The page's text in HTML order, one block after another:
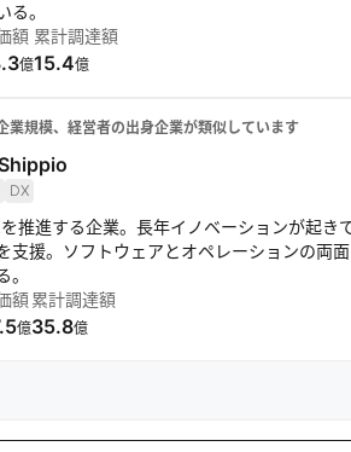
。
額
億
累計調達額
15.4億
業規模、経営者の出身企業が類似しています
DX
推進する企業。長年イノベーションが起
支援。ソフトウェアとオペレーションの両
額
億
累計調達額
35.8億